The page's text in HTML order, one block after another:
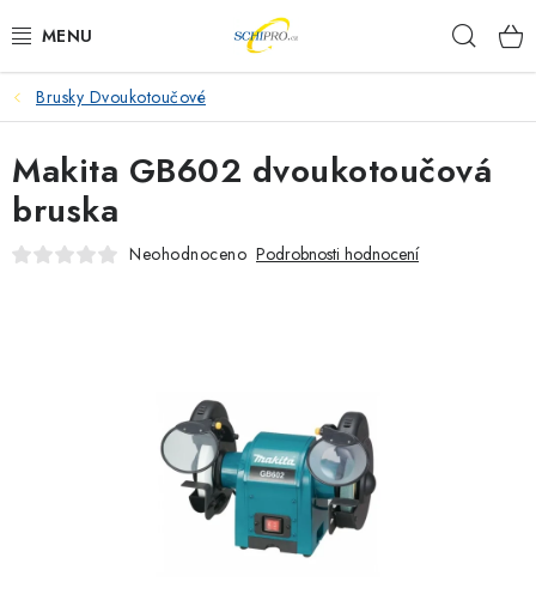
na
AKU NÁŘADÍ
ELEKTRICKÉ NÁŘADÍ
PŘÍSLUŠENSTVÍ
ZAHRADNÍ TECHNIKA
Brusky Dvoukotoučové
Makita GB602 dvoukotoučová
bruska
Neohodnoceno Podrobnosti hodnocení